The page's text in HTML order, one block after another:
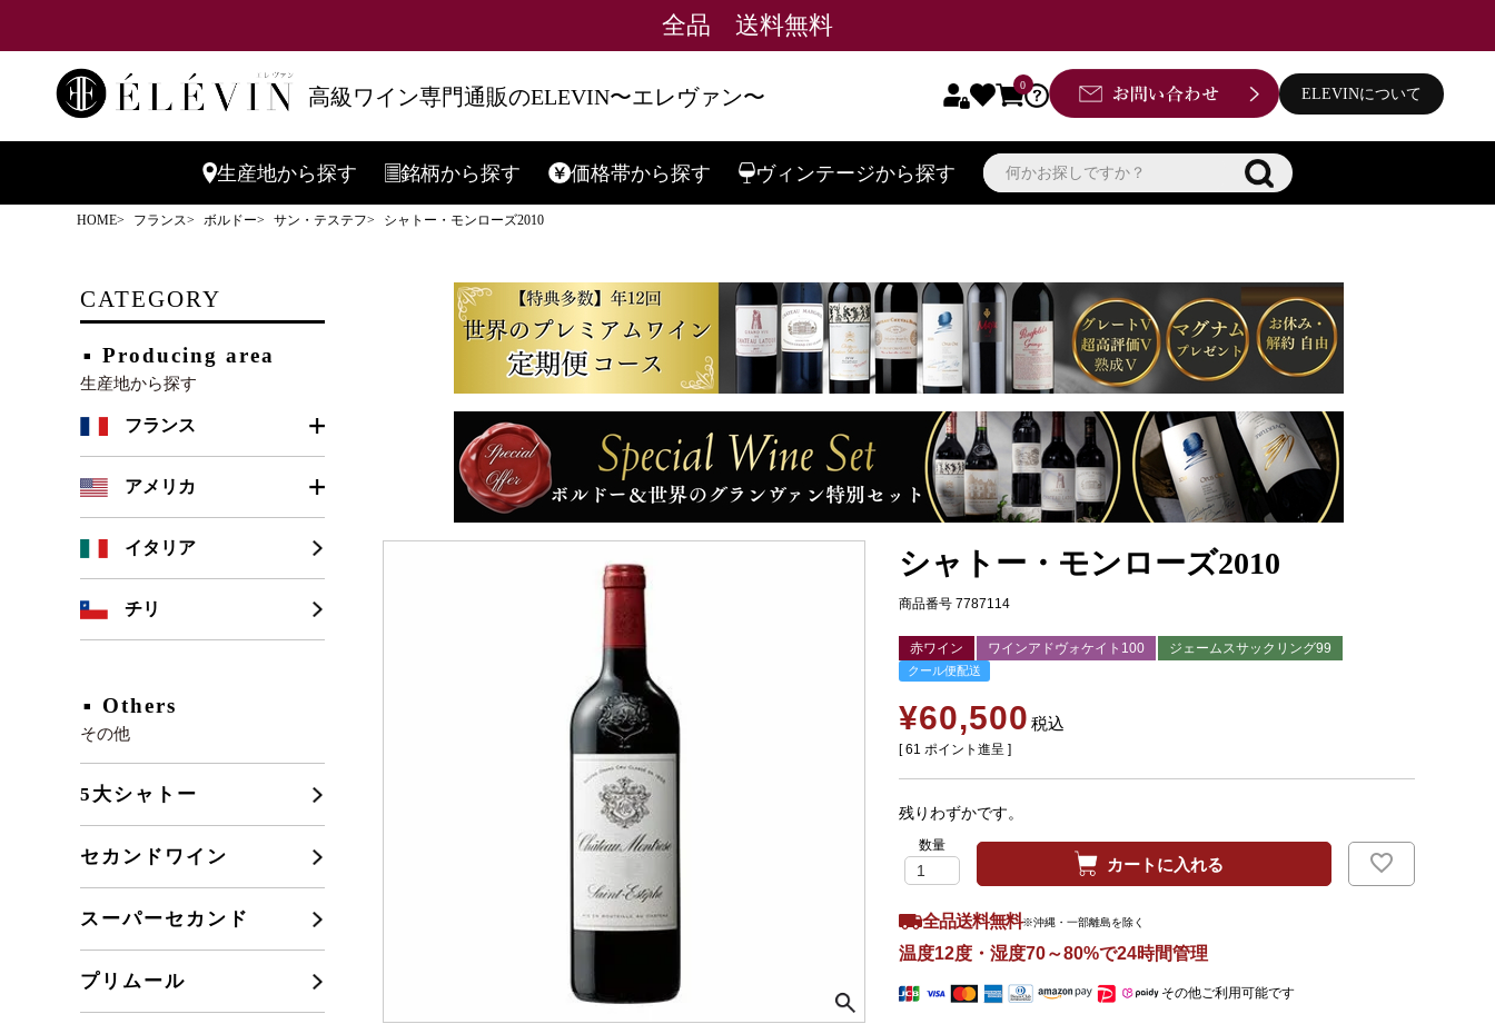
全品 送料無料
高級ワイン専門通販のELEVIN〜エレヴァン〜 0
ELEVINについて
生産地から探す 銘柄から探す 価格帯から探す ヴィンテージから探す
検索
HOME フランス ボルドー サン・テステフ シャトー・モンローズ2010
CATEGORY
Producing area
生産地から探す
フランス
ボルドー
シャンパーニュ
ブルゴーニュ
アメリカ
カリフォルニア
イタリア
チリ
Others
その他
5大シャトー
セカンドワイン
スーパーセカンド
プリムール
シャトー・モンローズ2010
商品番号 7787114
赤ワイン ワインアドヴォケイト100 ジェームスサックリング99
クール便配送
¥60,500 税込
[ 61 ポイント進呈 ]
残りわずかです。
カートに入れる
全品送料無料※沖縄・一部離島を除く
温度12度・湿度70～80%で24時間管理
その他ご利用可能です